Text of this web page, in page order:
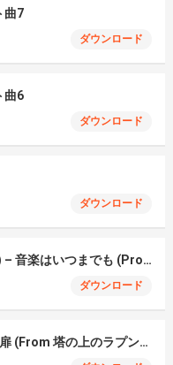
曲7
ダウンロード
曲6
ダウンロード
ダウンロード
石橋陽彩 (Hiiro Ishibashi) – 音楽はいつまでも (Proud Corazón)
ダウンロード
Mari Okonogi – 自由への扉 (From 塔の上のラプンツェル)